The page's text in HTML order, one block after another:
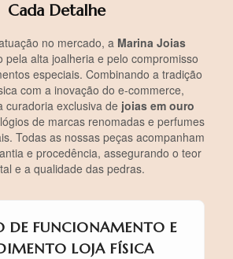
Cada Detalhe
no mercado, a Marina Joias
pela alta joalheria e pelo compromisso
especiais. Combinando a tradição
com a inovação do e-commerce,
curadoria exclusiva de joias em ouro
de marcas renomadas e perfumes
Todas as nossas peças acompanham
e procedência, assegurando o teor
e a qualidade das pedras.
DE FUNCIONAMENTO E
LOJA FÍSICA